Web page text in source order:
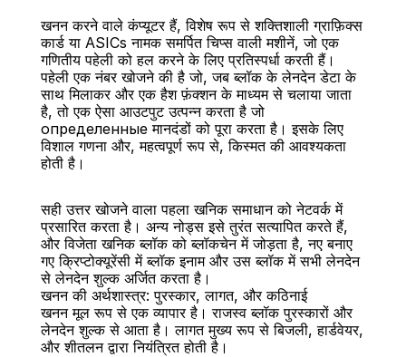
खनन करने वाले कंप्यूटर हैं, विशेष रूप से शक्तिशाली ग्राफ़िक्स
कार्ड या ASICs नामक समर्पित चिप्स वाली मशीनें, जो एक
गणितीय पहेली को हल करने के लिए प्रतिस्पर्धा करती हैं।
पहेली एक नंबर खोजने की है जो, जब ब्लॉक के लेनदेन डेटा के
साथ मिलाकर और एक हैश फ़ंक्शन के माध्यम से चलाया जाता
है, तो एक ऐसा आउटपुट उत्पन्न करता है जो
определенные मानदंडों को पूरा करता है। इसके लिए
विशाल गणना और, महत्वपूर्ण रूप से, किस्मत की आवश्यकता
होती है।
सही उत्तर खोजने वाला पहला खनिक समाधान को नेटवर्क में
प्रसारित करता है। अन्य नोड्स इसे तुरंत सत्यापित करते हैं,
और विजेता खनिक ब्लॉक को ब्लॉकचेन में जोड़ता है, नए बनाए
गए क्रिप्टोक्यूरेंसी में ब्लॉक इनाम और उस ब्लॉक में सभी लेनदेन
से लेनदेन शुल्क अर्जित करता है।
खनन की अर्थशास्त्र: पुरस्कार, लागत, और कठिनाई
खनन मूल रूप से एक व्यापार है। राजस्व ब्लॉक पुरस्कारों और
लेनदेन शुल्क से आता है। लागत मुख्य रूप से बिजली, हार्डवेयर,
और शीतलन द्वारा नियंत्रित होती है।